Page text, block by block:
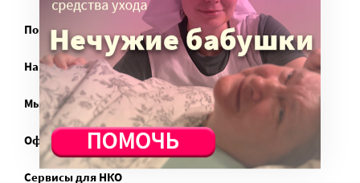
Портал
Наши партнеры
Мы в соц.сетях
Официально
Сервисы для НКО